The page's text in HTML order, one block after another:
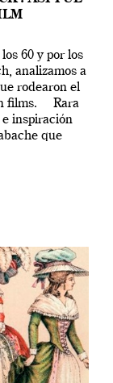
60 y por los
analizamos a
rodearon el
films. Rara
inspiración
que
[…]